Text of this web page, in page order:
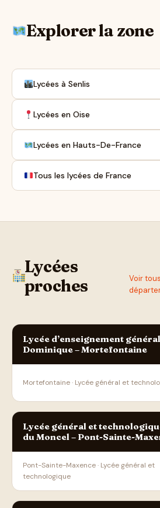
Explorer la zone
Lycées à Senlis
Lycées en Oise
Lycées en Hauts-De-France
Tous les lycées de France
Lycées
proches
Voir
Lycée d’enseignement
Dominique – Mortefontaine
Mortefontaine · Lycée général et
Lycée général et
du Moncel – Pont-Sainte-
Pont-Sainte-Maxence · Lycée général et
technologique